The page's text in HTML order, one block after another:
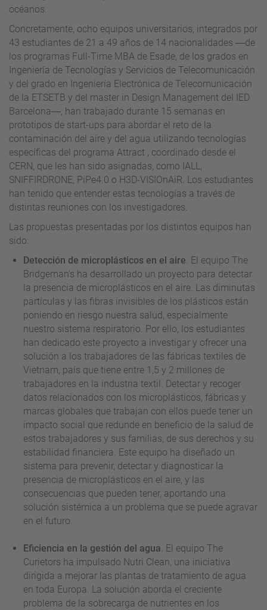
océanos.
Concretamente, ocho equipos universitarios, integrados por
43 estudiantes de 21 a 49 años de 14 nacionalidades ―de
los programas Full-Time MBA de Esade, de los grados en
Ingeniería de Tecnologías y Servicios de Telecomunicación
y del grado en Ingeniería Electrónica de Telecomunicación
de la ETSETB y del master in Design Management del IED
Barcelona―, han trabajado durante 15 semanas en
prototipos de start-ups para abordar el reto de la
contaminación del aire y del agua utilizando tecnologías
específicas del programa Attract , coordinado desde el
CERN, que les han sido asignadas, como IALL,
SNIFFIRDRONE, PiPe4.0 o H3D-VISIOnAiR. Los estudiantes
han tenido que entender estas tecnologías a través de
distintas reuniones con los investigadores.
Las propuestas presentadas por los distintos equipos han
sido:
Detección de microplásticos en el aire . El equipo The
Bridgeman's ha desarrollado un proyecto para detectar
la presencia de microplásticos en el aire. Las diminutas
partículas y las fibras invisibles de los plásticos están
poniendo en riesgo nuestra salud, especialmente
nuestro sistema respiratorio. Por ello, los estudiantes
han dedicado este proyecto a investigar y ofrecer una
solución a los trabajadores de las fábricas textiles de
Vietnam, país que tiene entre 1,5 y 2 millones de
trabajadores en la industria textil. Detectar y recoger
datos relacionados con los microplásticos, fábricas y
marcas globales que trabajan con ellos puede tener un
impacto social que redunde en beneficio de la salud de
estos trabajadores y sus familias, de sus derechos y su
estabilidad financiera. Este equipo ha diseñado un
sistema para prevenir, detectar y diagnosticar la
presencia de microplásticos en el aire, y las
consecuencias que pueden tener, aportando una
solución sistémica a un problema que se puede agravar
en el futuro.
Eficiencia en la gestión del agua . El equipo The
Curietors ha impulsado Nutri Clean, una iniciativa
dirigida a mejorar las plantas de tratamiento de agua
en toda Europa. La solución aborda el creciente
problema de la sobrecarga de nutrientes en los